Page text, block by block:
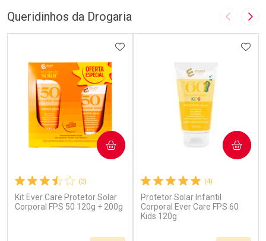
Queridinhos da Drogaria Imagem
(3)
Kit Ever Care Protetor Solar
Corporal FPS 50 120g + 200g
ADICIONAR AOS FAVORITOS
COMPRAR
(4)
Protetor Solar Infantil
Corporal Ever Care FPS 60
Kids 120g
COMPRAR